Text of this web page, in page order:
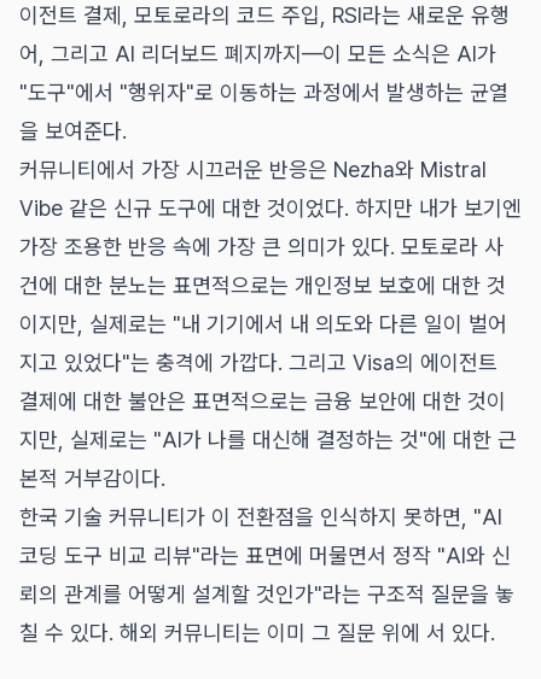
이전트 결제, 모토로라의 코드 주입, RSI라는 새로운 유행
어, 그리고 AI 리더보드 폐지까지—이 모든 소식은 AI가
"도구"에서 "행위자"로 이동하는 과정에서 발생하는 균열
을 보여준다.
커뮤니티에서 가장 시끄러운 반응은 Nezha와 Mistral
Vibe 같은 신규 도구에 대한 것이었다. 하지만 내가 보기엔
가장 조용한 반응 속에 가장 큰 의미가 있다. 모토로라 사
건에 대한 분노는 표면적으로는 개인정보 보호에 대한 것
이지만, 실제로는 "내 기기에서 내 의도와 다른 일이 벌어
지고 있었다"는 충격에 가깝다. 그리고 Visa의 에이전트
결제에 대한 불안은 표면적으로는 금융 보안에 대한 것이
지만, 실제로는 "AI가 나를 대신해 결정하는 것"에 대한 근
본적 거부감이다.
한국 기술 커뮤니티가 이 전환점을 인식하지 못하면, "AI
코딩 도구 비교 리뷰"라는 표면에 머물면서 정작 "AI와 신
뢰의 관계를 어떻게 설계할 것인가"라는 구조적 질문을 놓
칠 수 있다. 해외 커뮤니티는 이미 그 질문 위에 서 있다.